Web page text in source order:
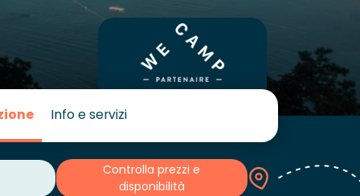
Info e servizi
Controlla prezzi e
disponibilità